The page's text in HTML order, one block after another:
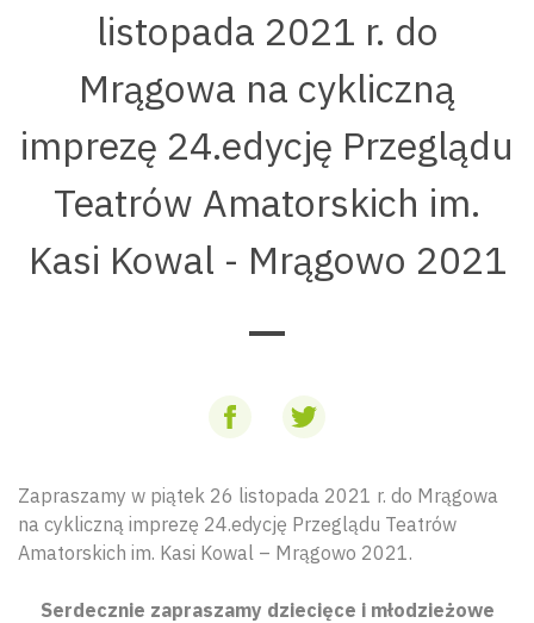
listopada 2021 r. do
Mrągowa na cykliczną
imprezę 24.edycję Przeglądu
Teatrów Amatorskich im.
Kasi Kowal - Mrągowo 2021
Zapraszamy w piątek 26 listopada 2021 r. do Mrągowa
na cykliczną imprezę 24.edycję Przeglądu Teatrów
Amatorskich im. Kasi Kowal – Mrągowo 2021.
Serdecznie zapraszamy dziecięce i młodzieżowe